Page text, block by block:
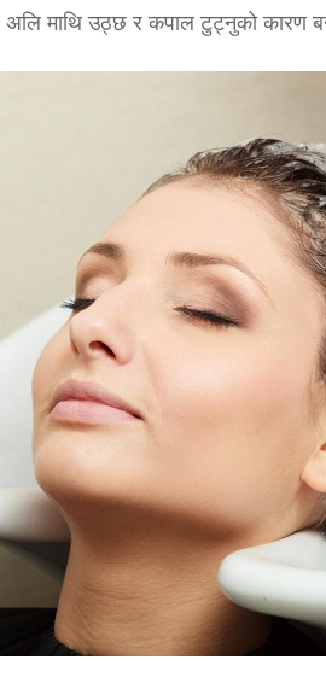
माथि उठ्छ र कपाल टुट्नुको कारण